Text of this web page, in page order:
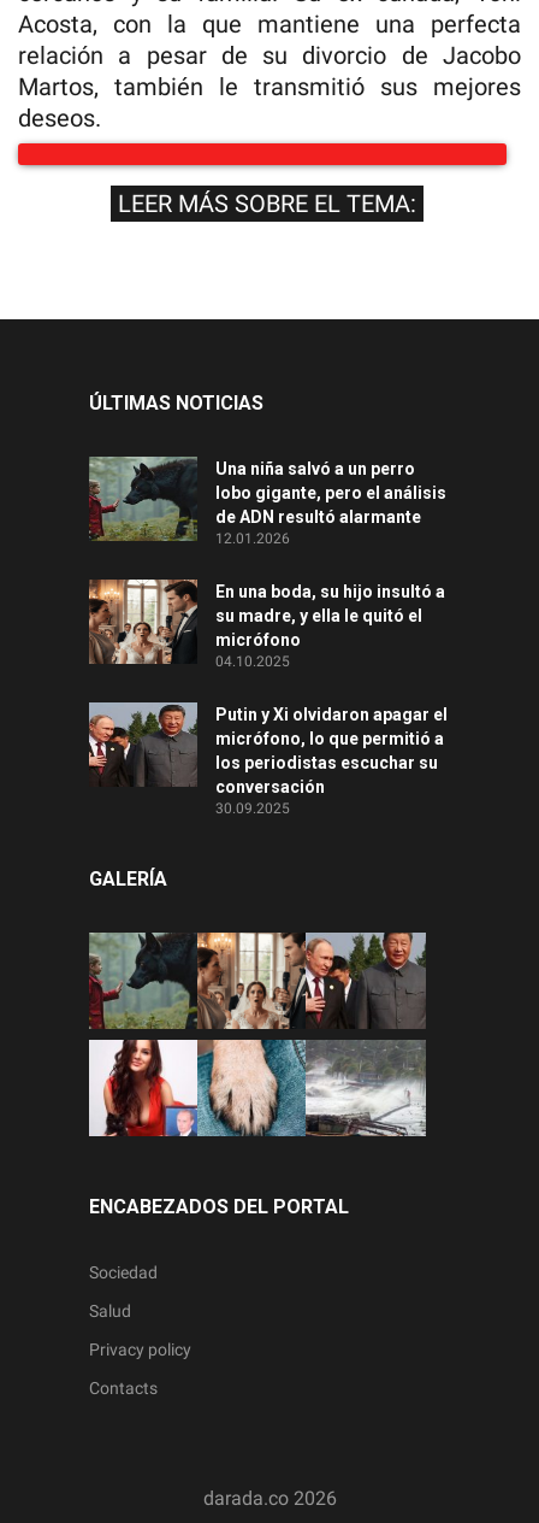
Acosta, con la que mantiene una perfecta
relación a pesar de su divorcio de Jacobo
Martos, también le transmitió sus mejores
deseos.
LEER MÁS SOBRE EL TEMA:
ÚLTIMAS NOTICIAS
Una niña salvó a un perro
lobo gigante, pero el análisis
de ADN resultó alarmante
12.01.2026
En una boda, su hijo insultó a
su madre, y ella le quitó el
micrófono
04.10.2025
Putin y Xi olvidaron apagar el
micrófono, lo que permitió a
los periodistas escuchar su
conversación
30.09.2025
GALERÍA
ENCABEZADOS DEL PORTAL
Sociedad
Salud
Privacy policy
Contacts
darada.co 2026